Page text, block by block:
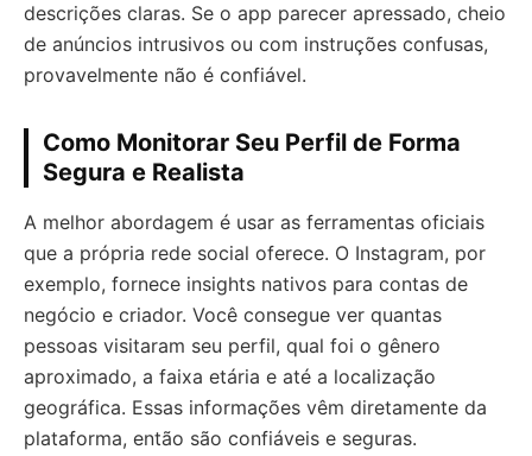
descrições claras. Se o app parecer apressado, cheio
de anúncios intrusivos ou com instruções confusas,
provavelmente não é confiável.
Como Monitorar Seu Perfil de Forma
Segura e Realista
A melhor abordagem é usar as ferramentas oficiais
que a própria rede social oferece. O Instagram, por
exemplo, fornece insights nativos para contas de
negócio e criador. Você consegue ver quantas
pessoas visitaram seu perfil, qual foi o gênero
aproximado, a faixa etária e até a localização
geográfica. Essas informações vêm diretamente da
plataforma, então são confiáveis e seguras.